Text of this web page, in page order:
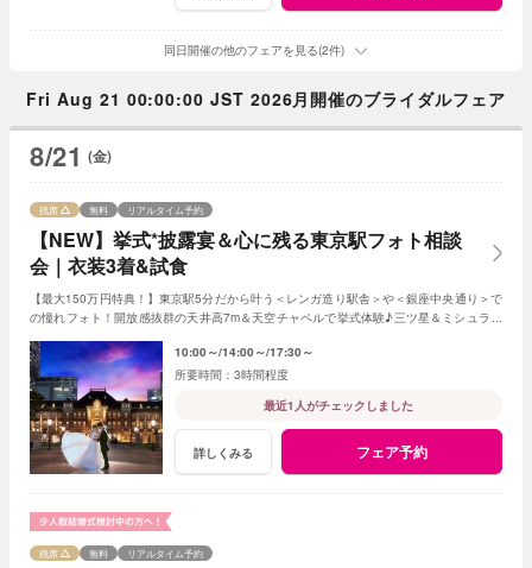
同日開催の他のフェアを見る(2件)
Fri Aug 21 00:00:00 JST 2026月開催のブライダルフェア
8/21 (金)
【NEW】挙式*披露宴＆心に残る東京駅フォト相談
会｜衣装3着&試食
残席 無料 リアルタイム予約
【最大150万円特典！】東京駅5分だから叶う＜レンガ造り駅舎＞や＜銀座中央通り＞で
の憧れフォト！開放感抜群の天井高7m＆天空チャペルで挙式体験♪三ツ星＆ミシュラン
10:00～ 14:00～ 17:30～
3時間程度
最近1人がチェックしました
詳しくみる フェア予約
残席 無料 リアルタイム予約